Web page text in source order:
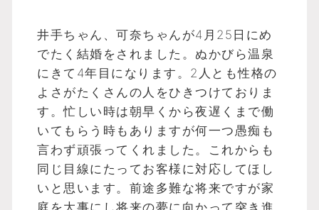
井手ちゃん、可奈ちゃんが4月25日にめ
でたく結婚をされました。ぬかびら温泉
にきて4年目になります。2人とも性格の
よさがたくさんの人をひきつけておりま
す。忙しい時は朝早くから夜遅くまで働
いてもらう時もありますが何一つ愚痴も
言わず頑張ってくれました。これからも
同じ目線にたってお客様に対応してほし
いと思います。前途多難な将来ですが家
庭を大事にし将来の夢に向かって突き進